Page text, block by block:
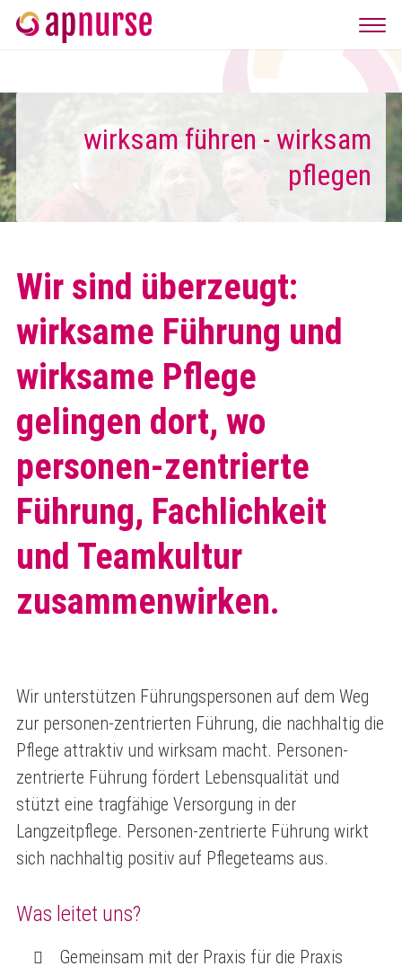
wirksam führen - wirksam
pflegen
Wir sind überzeugt:
wirksame Führung und
wirksame Pflege
gelingen dort, wo
personen-zentrierte
Führung, Fachlichkeit
und Teamkultur
zusammenwirken.
Wir unterstützen Führungspersonen auf dem Weg
zur personen-zentrierten Führung, die nachhaltig die
Pflege attraktiv und wirksam macht. Personen-
zentrierte Führung fördert Lebensqualität und
stützt eine tragfähige Versorgung in der
Langzeitpflege. Personen-zentrierte Führung wirkt
sich nachhaltig positiv auf Pflegeteams aus.
Was leitet uns?
Gemeinsam mit der Praxis für die Praxis